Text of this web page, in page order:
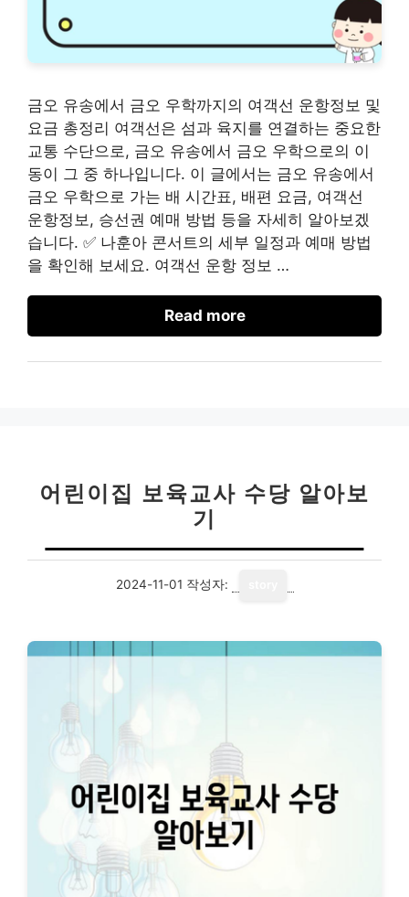
금오 유송에서 금오 우학까지의 여객선 운항정보 및
요금 총정리 여객선은 섬과 육지를 연결하는 중요한
교통 수단으로, 금오 유송에서 금오 우학으로의 이
동이 그 중 하나입니다. 이 글에서는 금오 유송에서
금오 우학으로 가는 배 시간표, 배편 요금, 여객선
운항정보, 승선권 예매 방법 등을 자세히 알아보겠
습니다. ✅ 나훈아 콘서트의 세부 일정과 예매 방법
을 확인해 보세요. 여객선 운항 정보 …
Read more
어린이집 보육교사 수당 알아보
기
2024-11-01 작성자: